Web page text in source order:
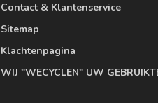
Contact & Klantenservice
Sitemap
Klachtenpagina
WIJ "WECYCLEN" UW